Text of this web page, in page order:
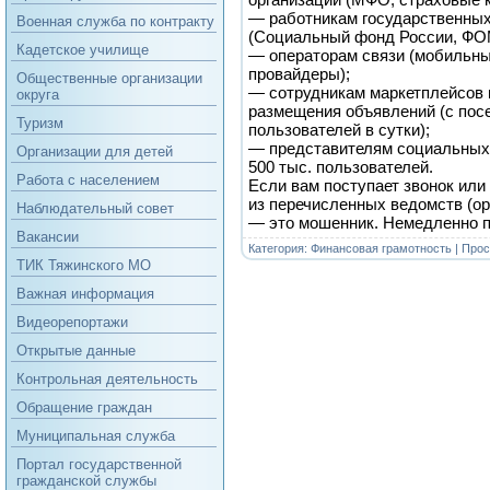
Военная служба по контракту
Кадетское училище
Общественные организации
округа
Туризм
Организации для детей
Работа с населением
Наблюдательный совет
Вакансии
ТИК Тяжинского МО
Важная информация
Видеорепортажи
Открытые данные
Контрольная деятельность
Обращение граждан
Муниципальная служба
Портал государственной
гражданской службы
— работникам
(Социальный фонд России,
— операторам связи
провайдеры);
— сотрудникам маркетплейсов
размещения объявлений (с
пользователей в сутки);
— представителям
500 тыс. пользователей.
Если вам поступает звонок
из перечисленных ведомств
— это мошенник. Немедленно
Категория: Финансовая грамотность |